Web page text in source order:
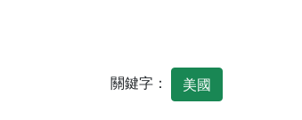
關鍵字： 美國